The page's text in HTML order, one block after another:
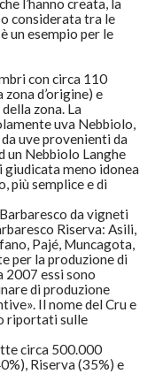
l’hanno creata, la
considerata tra le
un esempio per le
con circa 110
d’origine) e
zona. La
uva Nebbiolo,
uve provenienti da
un Nebbiolo Langhe
giudicata meno idonea
più semplice e di
da vigneti
Riserva: Asili,
Pajé, Muncagota,
per la produzione di
2007 essi sono
di produzione
Il nome del Cru e
riportati sulle
circa 500.000
Riserva (35%) e